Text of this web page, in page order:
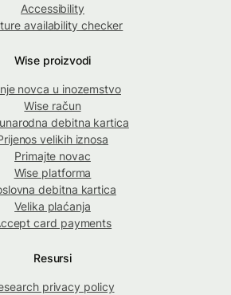
Accessibility
availability checker
Wise proizvodi
novca u inozemstvo
Wise račun
debitna kartica
velikih iznosa
Primajte novac
Wise platforma
debitna kartica
Velika plaćanja
card payments
Resursi
privacy policy